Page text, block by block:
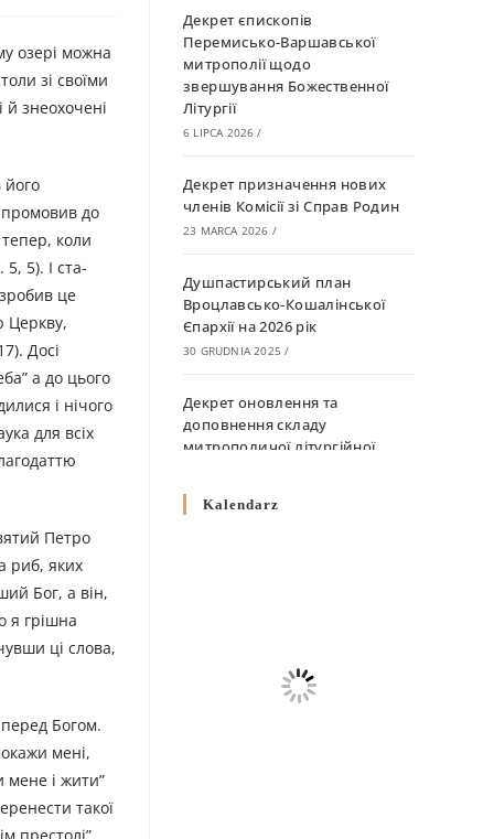
озері можна
зі своїми
й знеохочені
його
промовив до
коли
5). І ста-
це
Церкву,
Досі
а до цього
і нічого
для всіх
Петро
риб, яких
Бог, а він,
я грішна
ці слова,
Богом.
мені,
мене і жити”
такої
Декрет єпископів
Перемисько-Варшавської
митрополії щодо
звершування Божественної
Літургії
6 LIPCA 2026 /
Декрет призначення нових
членів Комісії зі Справ Родин
23 MARCA 2026 /
Душпастирський план
Вроцлавсько-Кошалінської
Єпархії на 2026 рік
30 GRUDNIA 2025 /
Декрет оновлення та
доповнення складу
митрополичої літургійної
10 GRUDNIA 2025
Декрет про відзначення
Великодня і всіх рухомих
Kalendarz